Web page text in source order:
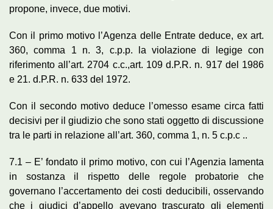
propone, invece, due motivi.
Con il primo motivo l’Agenza delle Entrate deduce, ex art.
360, comma 1 n. 3, c.p.p. la violazione di legige con
riferimento all’art. 2704 c.c.,art. 109 d.P.R. n. 917 del 1986
e 21. d.P.R. n. 633 del 1972.
Con il secondo motivo deduce l’omesso esame circa fatti
decisivi per il giudizio che sono stati oggetto di discussione
tra le parti in relazione all’art. 360, comma 1, n. 5 c.p.c ..
7.1 – E’ fondato il primo motivo, con cui l’Agenzia lamenta
in sostanza il rispetto delle regole probatorie che
governano l’accertamento dei costi deducibili, osservando
che i giudici d’appello avevano trascurato gli elementi